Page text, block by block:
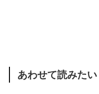
あわせて読みたい